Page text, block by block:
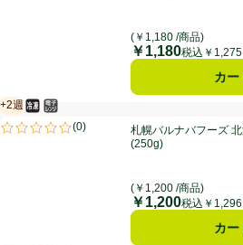
(￥1,180 /商品)
価格
￥1,180税込￥1,275
カー
札幌バルナバフーズ 北海道産牛肉わっぱ
+2週
賞味・消費期限保証：2週間
冷凍食品
電子レンジ使用可
(0)
評価は0件のレビューで5点中0.0点。
札幌バルナバフーズ
(250g)
(￥1,200 /商品)
価格
￥1,200税込￥1,296
カー